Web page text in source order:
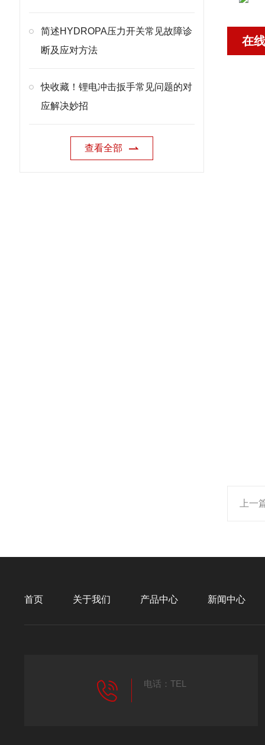
简述HYDROPA压力开关常见故障诊
断及应对方法
快收藏！锂电冲击扳手常见问题的对
应解决妙招
查看全部
在
上一
首页 关于我们 产品中心 新闻中心
电话：TEL